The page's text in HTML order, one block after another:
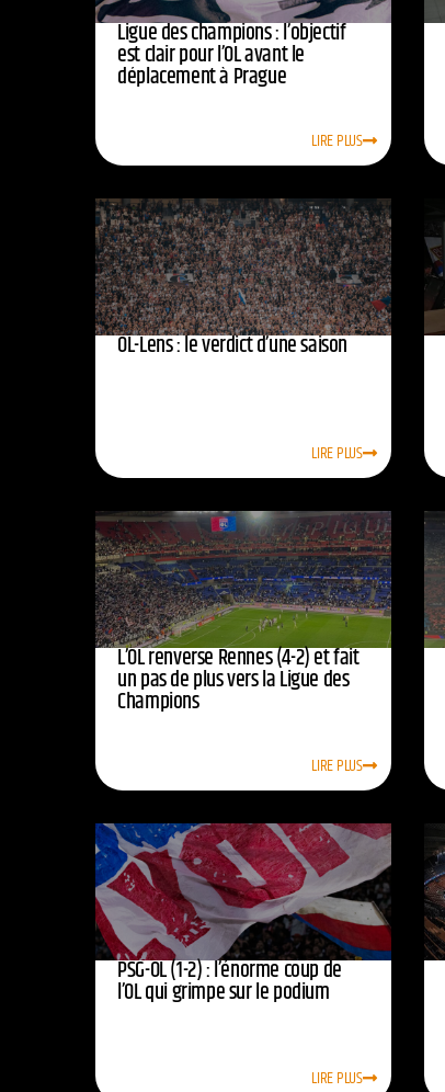
Ligue des champions : l’objectif
est clair pour l’OL avant le
déplacement à Prague
LIRE PLUS
OL-Lens : le verdict d’une saison
LIRE PLUS
L’OL renverse Rennes (4-2) et fait
un pas de plus vers la Ligue des
Champions
LIRE PLUS
PSG-OL (1-2) : l’énorme coup de
l’OL qui grimpe sur le podium
LIRE PLUS